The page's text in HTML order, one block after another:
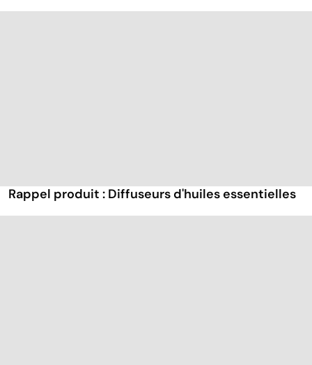
Rappel produit : Diffuseurs d'huiles essentielles